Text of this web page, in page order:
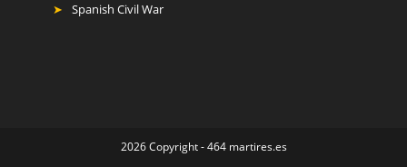
Spanish Civil War
2026 Copyright - 464 martires.es